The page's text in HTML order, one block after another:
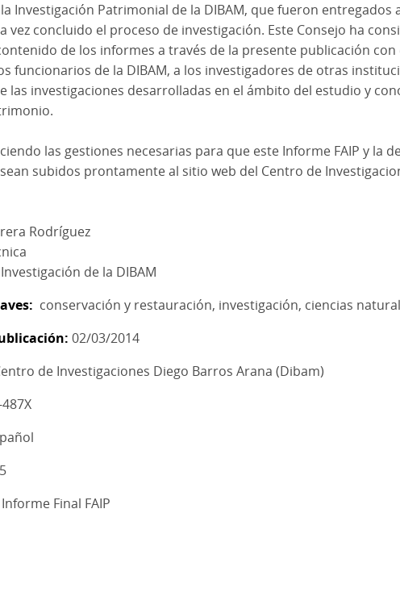
Investigación Patrimonial de la DIBAM, que fueron entregados
vez concluido el proceso de investigación. Este Consejo ha
de los informes a través de la presente publicación con
funcionarios de la DIBAM, a los investigadores de otras
las investigaciones desarrolladas en el ámbito del estudio y
las gestiones necesarias para que este Informe FAIP y la
subidos prontamente al sitio web del Centro de
Rodríguez
de la DIBAM
conservación y restauración investigación, ciencias
02/03/2014
de Investigaciones Diego Barros Arana (Dibam)
Informe Final FAIP